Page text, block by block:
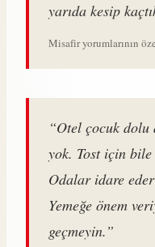
yarıda kesip
Misafir yorumlarının
“Otel çocuk dolu
yok. Tost için
Odalar idare
Yemeğe önem
geçmeyin.”